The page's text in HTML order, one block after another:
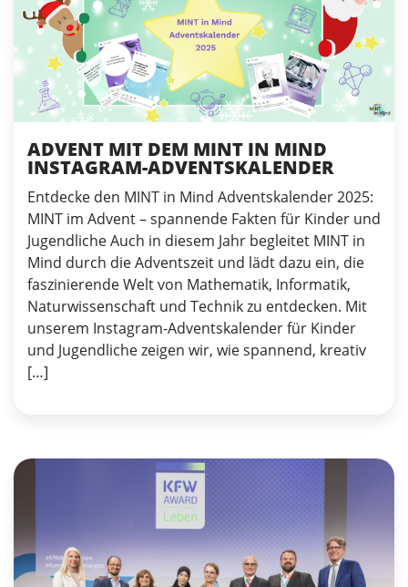
ADVENT MIT DEM MINT IN MIND
INSTAGRAM-ADVENTSKALENDER
Entdecke den MINT in Mind Adventskalender 2025:
MINT im Advent – spannende Fakten für Kinder und
Jugendliche Auch in diesem Jahr begleitet MINT in
Mind durch die Adventszeit und lädt dazu ein, die
faszinierende Welt von Mathematik, Informatik,
Naturwissenschaft und Technik zu entdecken. Mit
unserem Instagram-Adventskalender für Kinder
und Jugendliche zeigen wir, wie spannend, kreativ
[…]